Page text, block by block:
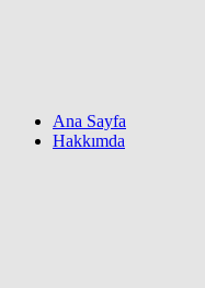
Ana Sayfa
Hakkımda